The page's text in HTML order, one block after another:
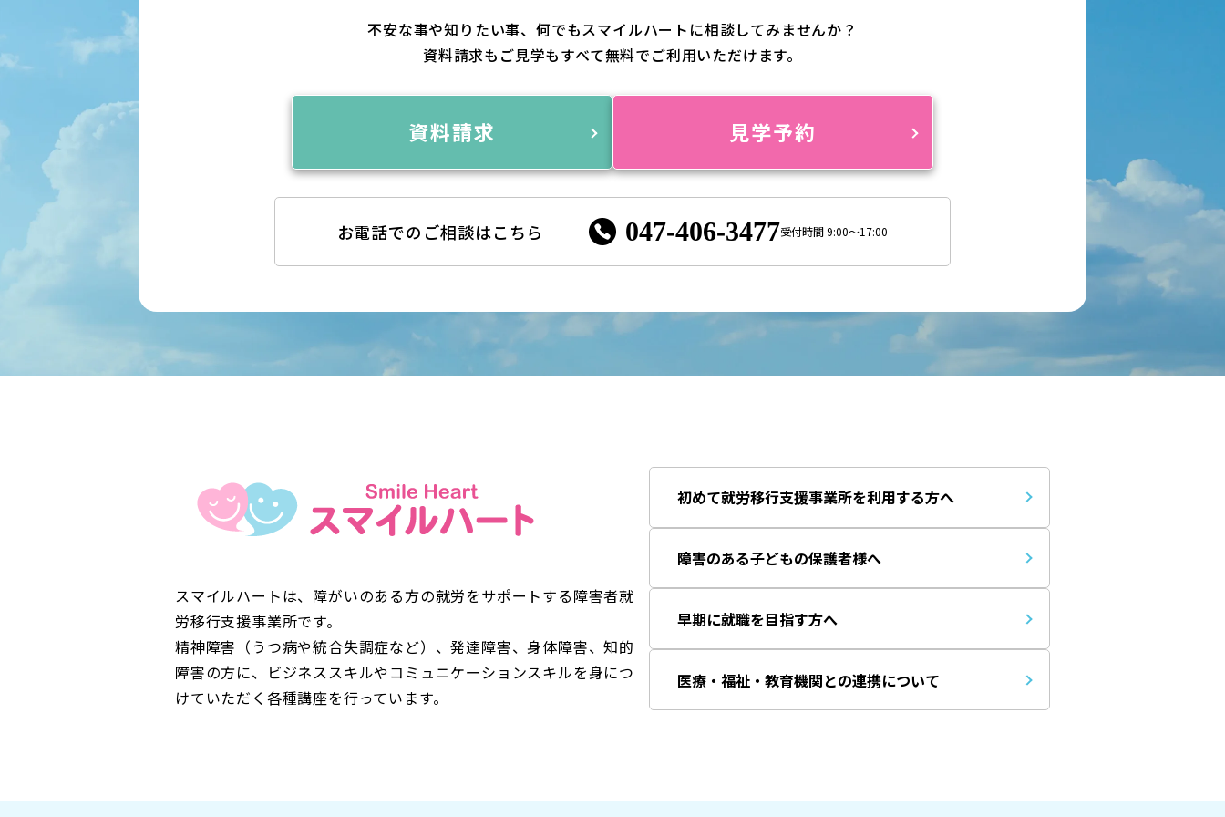
不安な事や知りたい事、何でもスマイルハートに相談してみませんか？
資料請求もご見学もすべて無料でご利用いただけます。
資料請求 見学予約
お電話でのご相談はこちら 047-406-3477受付時間 9:00～17:00
スマイルハートは、障がいのある方の就労をサポートする障害者就
労移行支援事業所です。
精神障害（うつ病や統合失調症など）、発達障害、身体障害、知的
障害の方に、ビジネススキルやコミュニケーションスキルを身につ
けていただく各種講座を行っています。
初めて就労移行支援事業所を利用する方へ
障害のある子どもの保護者様へ
早期に就職を目指す方へ
医療・福祉・教育機関との連携について